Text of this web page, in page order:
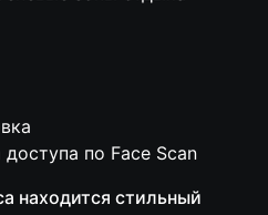
по Face Scan
находится стильный